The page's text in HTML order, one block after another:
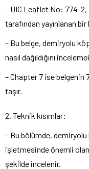
– UIC Leaflet No: 774-2,
tarafından yayınlanan bir
– Bu belge, demiryolu
nasıl dağıldığını
– Chapter 7 ise belgenin
taşır.
2. Teknik kısımlar:
– Bu bölümde,
işletmesinde önemli olan
şekilde incelenir.